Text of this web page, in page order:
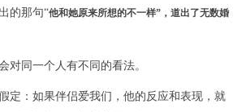
的那句“他和她原来所想的不一样”，道出了无数婚
对同一个人有不同的看法。
定：如果伴侣爱我们，他的反应和表现，就